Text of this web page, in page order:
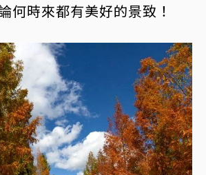
何時來都有美好的景致！